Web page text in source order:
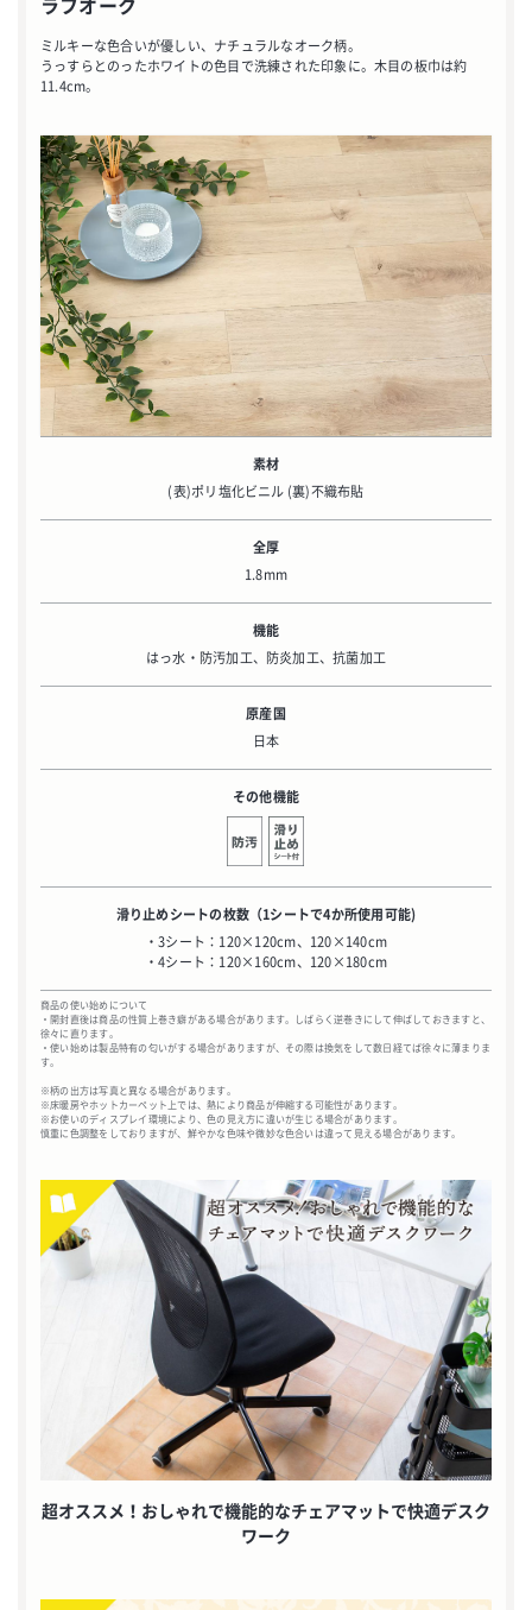
ミルキーな色合いが優しい、ナチュラルなオーク柄。
うっすらとのったホワイトの色目で洗練された印象に。木目の板巾は約
11.4cm。
素材
(表)ポリ塩化ビニル (裏)不織布貼
全厚
1.8mm
機能
はっ水・防汚加工、防炎加工、抗菌加工
原産国
日本
その他機能
滑り止めシートの枚数 （1シートで4か所使用可能)
・3シート：120×120cm、120×140cm
・4シート：120×160cm、120×180cm
商品の使い始めについて
・開封直後は商品の性質上巻き癖がある場合があります。しばらく逆巻きにして伸ばしておきますと、
徐々に直ります。
・使い始めは製品特有の匂いがする場合がありますが、その際は換気をして数日経てば徐々に薄まりま
す。
※柄の出方は写真と異なる場合があります。
※床暖房やホットカーペット上では、熱により商品が伸縮する可能性があります。
※お使いのディスプレイ環境により、色の見え方に違いが生じる場合があります。
慎重に色調整をしておりますが、鮮やかな色味や微妙な色合いは違って見える場合があります。
超オススメ！おしゃれで機能的なチェアマットで快適デスク
ワーク